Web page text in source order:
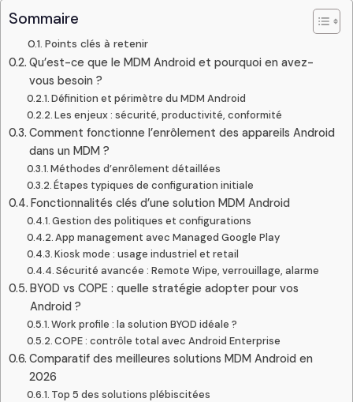
Sommaire
Points clés à retenir
Qu’est-ce que le MDM Android et pourquoi en avez-
vous besoin ?
Définition et périmètre du MDM Android
Les enjeux : sécurité, productivité, conformité
Comment fonctionne l’enrôlement des appareils Android
dans un MDM ?
Méthodes d’enrôlement détaillées
Étapes typiques de configuration initiale
Fonctionnalités clés d’une solution MDM Android
Gestion des politiques et configurations
App management avec Managed Google Play
Kiosk mode : usage industriel et retail
Sécurité avancée : Remote Wipe, verrouillage, alarme
BYOD vs COPE : quelle stratégie adopter pour vos
Android ?
Work profile : la solution BYOD idéale ?
COPE : contrôle total avec Android Enterprise
Comparatif des meilleures solutions MDM Android en
2026
Top 5 des solutions plébiscitées